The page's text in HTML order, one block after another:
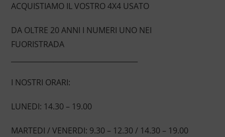
ACQUISTIAMO IL VOSTRO 4X4 USATO
DA OLTRE 20 ANNI I NUMERI UNO NEI
FUORISTRADA
I NOSTRI ORARI:
LUNEDI: 14.30 – 19.00
MARTEDI / VENERDI: 9.30 – 12.30 / 14.30 – 19.00